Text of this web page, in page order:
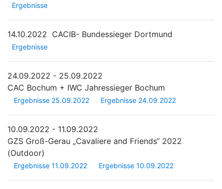
Ergebnisse
14.10.2022 CACIB- Bundessieger Dortmund
Ergebnisse
24.09.2022 - 25.09.2022
CAC Bochum + IWC Jahressieger Bochum
Ergebnisse 25.09.2022 Ergebnisse 24.09.2022
10.09.2022 - 11.09.2022
GZS Groß-Gerau „Cavaliere and Friends“ 2022
(Outdoor)
Ergebnisse 11.09.2022 Ergebnisse 10.09.2022